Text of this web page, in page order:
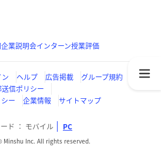
業説明会インターン授業評価
ヘルプ 広告掲載
グループ規約
信ポリシー
ー
企業情報 サイトマップ
ド モバイル PC
Minshu Inc. All rights reserved.